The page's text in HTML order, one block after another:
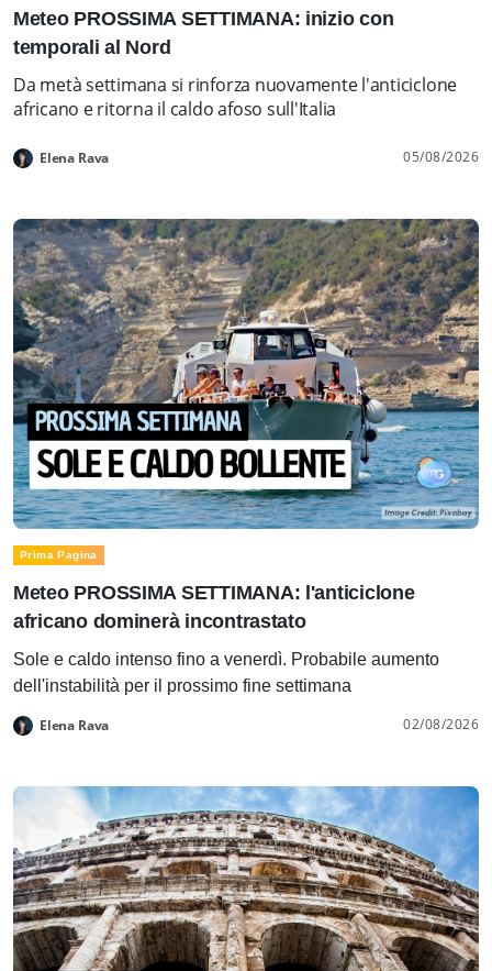
Meteo PROSSIMA SETTIMANA: inizio con
temporali al Nord
Da metà settimana si rinforza nuovamente l'anticiclone
africano e ritorna il caldo afoso sull'Italia
Elena Rava 05/08/2026
Prima Pagina
Meteo PROSSIMA SETTIMANA: l'anticiclone
africano dominerà incontrastato
Sole e caldo intenso fino a venerdì. Probabile aumento
dell'instabilità per il prossimo fine settimana
Elena Rava 02/08/2026